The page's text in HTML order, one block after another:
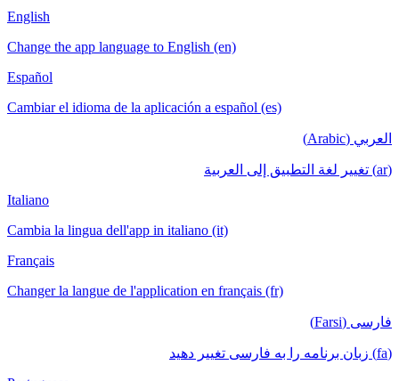
English
Change the app language to English (en)
Español
Cambiar el idioma de la aplicación a español (es)
العربي (Arabic)
(ar) تغيير لغة التطبيق إلى العربية
Italiano
Cambia la lingua dell'app in italiano (it)
Français
Changer la langue de l'application en français (fr)
فارسی (Farsi)
(fa) زبان برنامه را به فارسی تغییر دهید